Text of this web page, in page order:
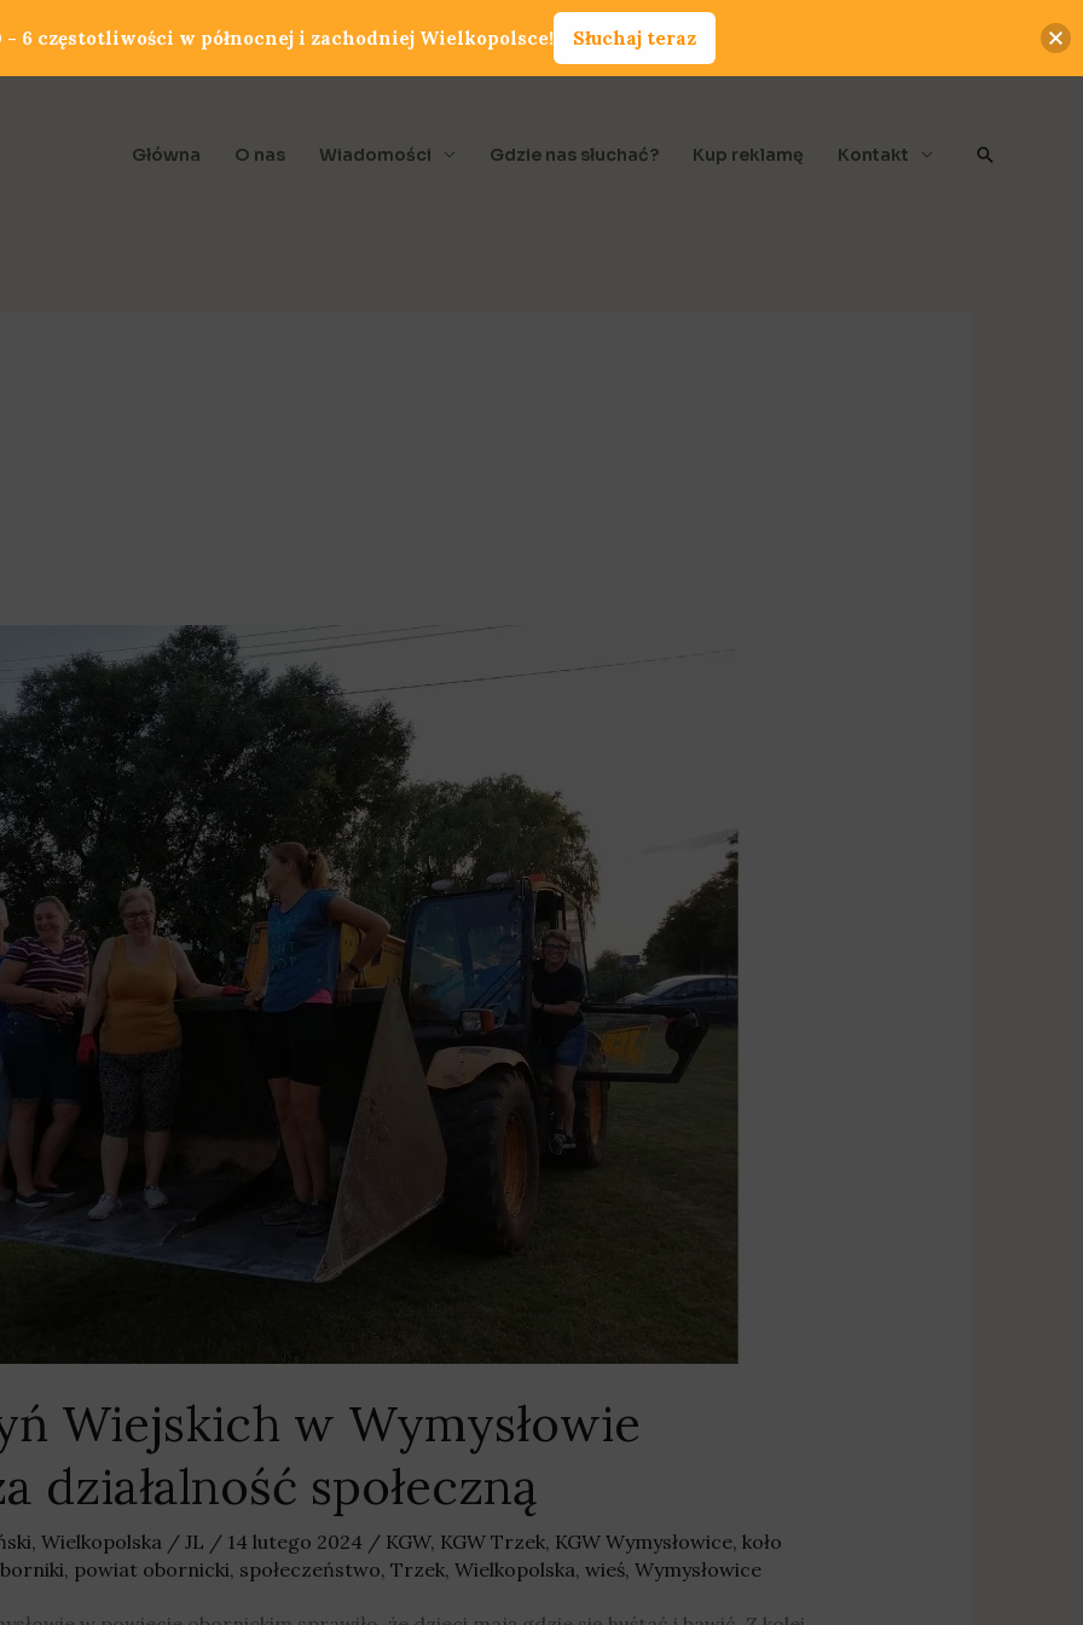
Główna O nas Wiadomości Gdzie nas słuchać? Kup reklamę Kontakt Szukaj
Wiejskich w Wymysłowie
działalność społeczną
, Wielkopolska / JL / 14 lutego 2024 / KGW, KGW Trzek, KGW Wymysłowice, koło
, powiat obornicki, społeczeństwo, Trzek, Wielkopolska, wieś, Wymysłowice
6 częstotliwości w północnej i zachodniej Wielkopolsce! Słuchaj teraz